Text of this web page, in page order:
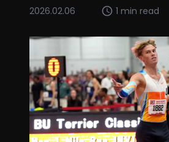
2026.02.06 1 min read